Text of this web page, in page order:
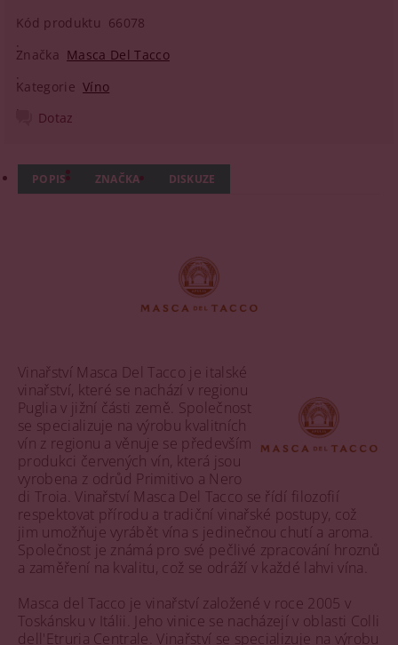
Kód produktu 66078
Značka Masca Del Tacco
Kategorie Víno
Dotaz
POPIS ZNAČKA DISKUZE
Vinařství Masca Del Tacco je italské
vinařství, které se nachází v regionu
Puglia v jižní části země. Společnost
se specializuje na výrobu kvalitních
vín z regionu a věnuje se především
produkci červených vín, která jsou
vyrobena z odrůd Primitivo a Nero
di Troia. Vinařství Masca Del Tacco se řídí filozofií
respektovat přírodu a tradiční vinařské postupy, což
jim umožňuje vyrábět vína s jedinečnou chutí a aroma.
Společnost je známá pro své pečlivé zpracování hroznů
a zaměření na kvalitu, což se odráží v každé lahvi vína.
Masca del Tacco je vinařství založené v roce 2005 v
Toskánsku v Itálii. Jeho vinice se nacházejí v oblasti Colli
dell'Etruria Centrale. Vinařství se specializuje na výrobu